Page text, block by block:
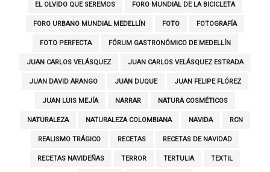
EL OLVIDO QUE SEREMOS FORO MUNDIAL DE LA BICICLETA
FORO URBANO MUNDIAL MEDELLÍN FOTO FOTOGRAFÍA
FOTO PERFECTA FÓRUM GASTRONÓMICO DE MEDELLÍN
JUAN CARLOS VELÁSQUEZ JUAN CARLOS VELÁSQUEZ ESTRADA
JUAN DAVID ARANGO JUAN DUQUE JUAN FELIPE FLÓREZ
JUAN LUIS MEJÍA NARRAR NATURA COSMÉTICOS
NATURALEZA NATURALEZA COLOMBIANA NAVIDA RCN
REALISMO TRÁGICO RECETAS RECETAS DE NAVIDAD
RECETAS NAVIDEÑAS TERROR TERTULIA TEXTIL